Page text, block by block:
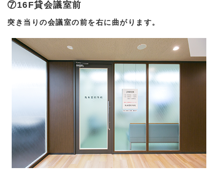
⑦16F貸会議室前
突き当りの会議室の前を右に曲がります。